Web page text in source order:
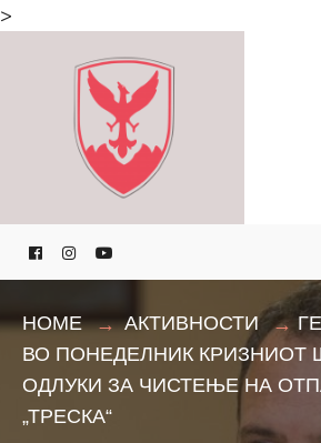
>
HOME АКТИВНОСТИ
ВО ПОНЕДЕЛНИК КРИЗНИОТ
ОДЛУКИ ЗА ЧИСТЕЊЕ НА
„ТРЕСКА“